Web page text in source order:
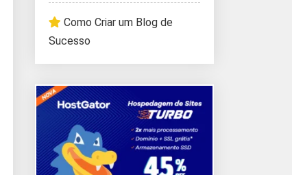
Como Criar um Blog de
Sucesso